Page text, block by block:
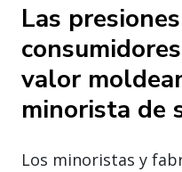
Las
valor
minorista de
Los minoristas y